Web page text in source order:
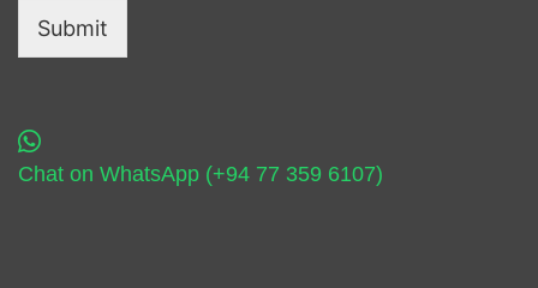
Submit
Chat on WhatsApp (+94 77 359 6107)